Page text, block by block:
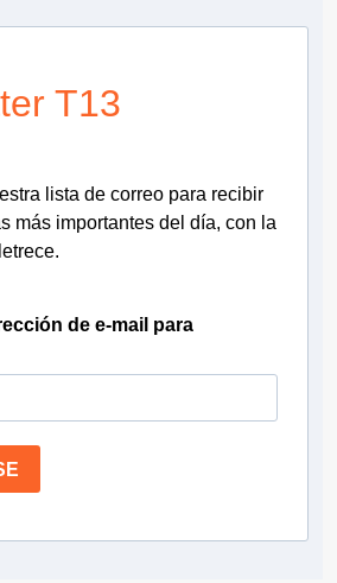
T13
lista de correo para recibir
más importantes del día, con la
de e-mail para